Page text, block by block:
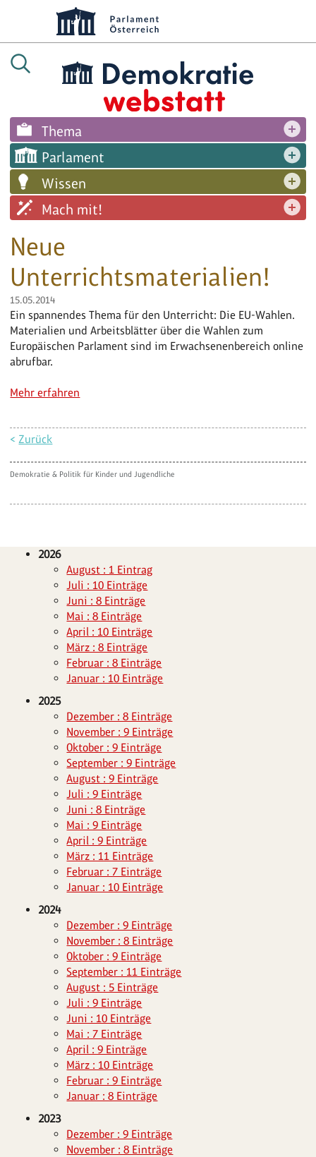
Thema
Parlament
Wissen
Mach mit!
Neue
Unterrichtsmaterialien!
15.05.2014
Ein spannendes Thema für den Unterricht: Die EU-Wahlen.
Materialien und Arbeitsblätter über die Wahlen zum
Europäischen Parlament sind im Erwachsenenbereich online
abrufbar.
Mehr erfahren
< Zurück
Demokratie & Politik für Kinder und Jugendliche
2026
August : 1 Eintrag
Juli : 10 Einträge
Juni : 8 Einträge
Mai : 8 Einträge
April : 10 Einträge
März : 8 Einträge
Februar : 8 Einträge
Januar : 10 Einträge
2025
Dezember : 8 Einträge
November : 9 Einträge
Oktober : 9 Einträge
September : 9 Einträge
August : 9 Einträge
Juli : 9 Einträge
Juni : 8 Einträge
Mai : 9 Einträge
April : 9 Einträge
März : 11 Einträge
Februar : 7 Einträge
Januar : 10 Einträge
2024
Dezember : 9 Einträge
November : 8 Einträge
Oktober : 9 Einträge
September : 11 Einträge
August : 5 Einträge
Juli : 9 Einträge
Juni : 10 Einträge
Mai : 7 Einträge
April : 9 Einträge
März : 10 Einträge
Februar : 9 Einträge
Januar : 8 Einträge
2023
Dezember : 9 Einträge
November : 8 Einträge